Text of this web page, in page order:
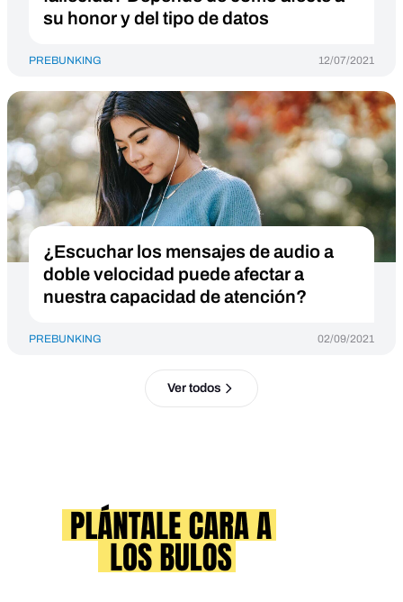
su honor y del tipo de datos
PREBUNKING 12/07/2021
¿Escuchar los mensajes de audio a
doble velocidad puede afectar a
nuestra capacidad de atención?
PREBUNKING 02/09/2021
Ver todos